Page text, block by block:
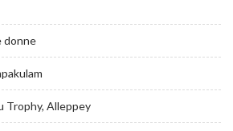
donne
Trophy, Alleppey